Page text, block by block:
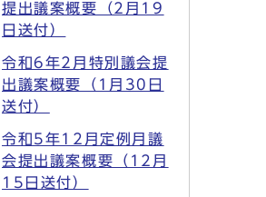
提出議案概要（2月19
日送付）
令和6年2月特別議会提
出議案概要（1月30日
送付）
令和5年12月定例月議
会提出議案概要（12月
15日送付）